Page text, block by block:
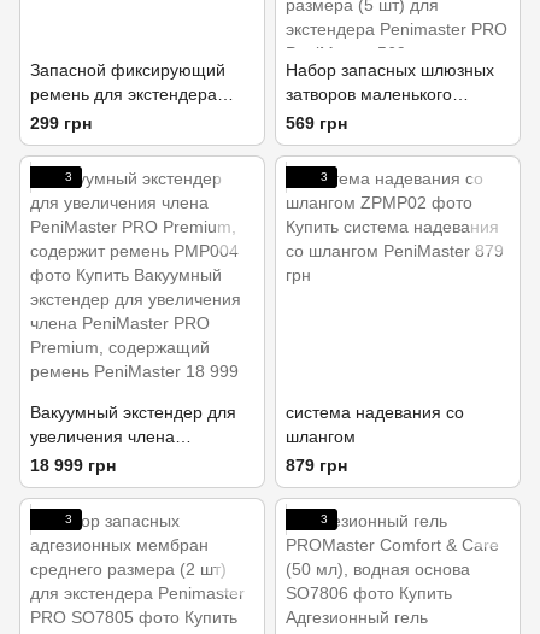
Запасной фиксирующий
ремень для экстендера
PeniMaster
299 грн
Набор запасных шлюзных
затворов маленького
размера (5 шт) для
экстендера Penimaster PRO
569 грн
3
Вакуумный экстендер для
увеличения члена
PeniMaster PRO Premium,
содержит ремень
18 999 грн
3
система надевания со
шлангом
879 грн
3 3